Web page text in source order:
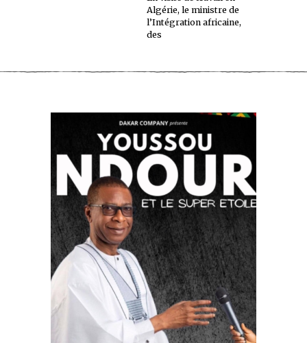
Algérie, le ministre de
l’Intégration africaine,
des